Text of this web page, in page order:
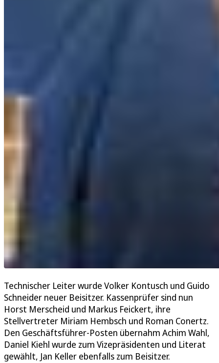
Technischer Leiter wurde Volker Kontusch und Guido
Schneider neuer Beisitzer. Kassenprüfer sind nun
Horst Merscheid und Markus Feickert, ihre
Stellvertreter Miriam Hembsch und Roman Conertz.
Den Geschäftsführer-Posten übernahm Achim Wahl,
Daniel Kiehl wurde zum Vizepräsidenten und Literat
gewählt, Jan Keller ebenfalls zum Beisitzer.